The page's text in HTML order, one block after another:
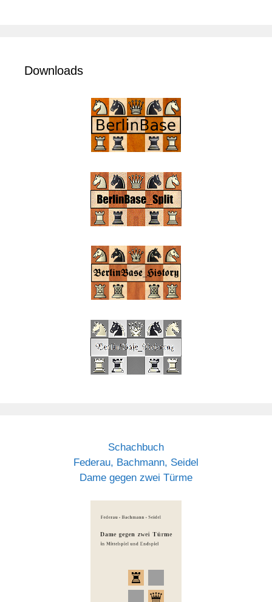
Downloads
Schachbuch
Federau, Bachmann, Seidel
Dame gegen zwei Türme